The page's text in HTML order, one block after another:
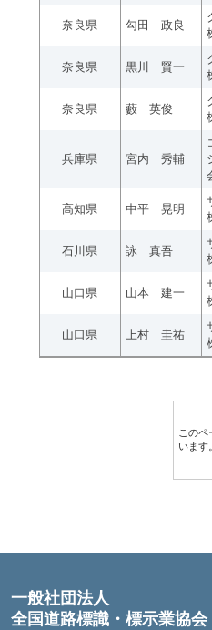
奈良県 勾田 政良
奈良県 黒川 賢一
奈良県 藪 英俊
兵庫県 宮内 秀輔
高知県 中平 晃明
石川県 詠 真吾
山口県 山本 建一
山口県 上村 圭祐
このペ
います。
一般社団法人
全国道路標識・標示業協会